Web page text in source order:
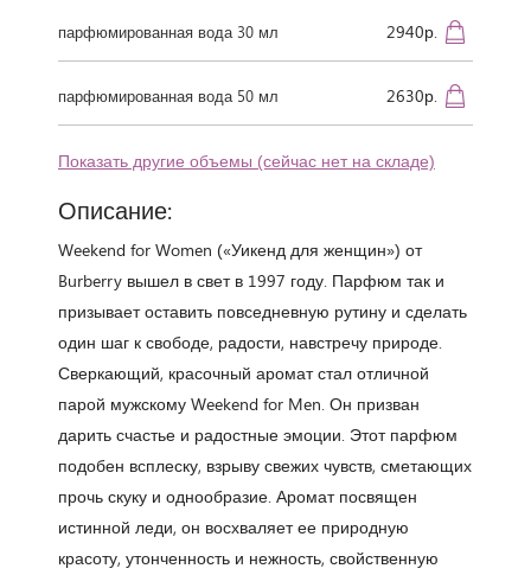
парфюмированная вода 30 мл 2940р.
парфюмированная вода 50 мл 2630р.
Показать другие объемы (сейчас нет на складе)
Описание:
Weekend for Women («Уикенд для женщин») от
Burberry вышел в свет в 1997 году. Парфюм так и
призывает оставить повседневную рутину и сделать
один шаг к свободе, радости, навстречу природе.
Сверкающий, красочный аромат стал отличной
парой мужскому Weekend for Men. Он призван
дарить счастье и радостные эмоции. Этот парфюм
подобен всплеску, взрыву свежих чувств, сметающих
прочь скуку и однообразие. Аромат посвящен
истинной леди, он восхваляет ее природную
красоту, утонченность и нежность, свойственную